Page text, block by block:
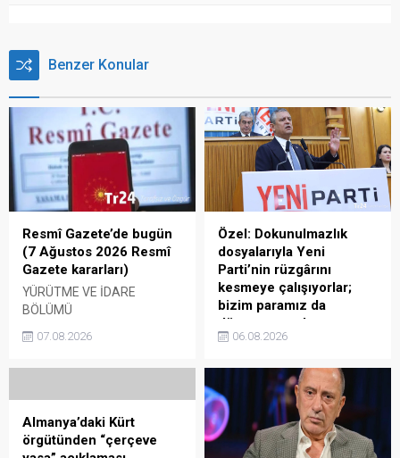
Benzer Konular
Resmî Gazete’de bugün
(7 Ağustos 2026 Resmî
Gazete kararları)
YÜRÜTME VE İDARE
BÖLÜMÜ
CUMHURBAŞKANLIĞINA
VEKÂLET ETME İŞLEMİ ––
Cevdet YILMAZ’ın Vekâlet
Etmesine Dair Tezkere
YÖNETMELİKLER ––
Yükseköğrenim Özel
07.08.2026
Özel: Dokunulmazlık
dosyalarıyla Yeni
Parti’nin rüzgârını
kesmeye çalışıyorlar;
bizim paramız da
düşmanımız da az
Yeni Parti lideri Özgür Özel,
hakkında "Bağış
kampanyası açtık, bir
haftada 131 bin küsur
vatandaş 283 milyon küsur
lira bağışlamış, bunu
06.08.2026
Almanya’daki Kürt
örgütünden “çerçeve